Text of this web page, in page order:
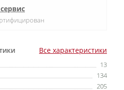
Все характеристики
13
134
205